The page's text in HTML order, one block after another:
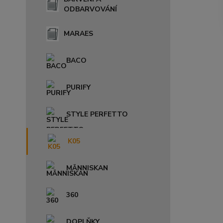
ODBARVOVÁNÍ
MARAES
BACO
PURIFY
STYLE PERFETTO
K05
MÄNNISKAN
360